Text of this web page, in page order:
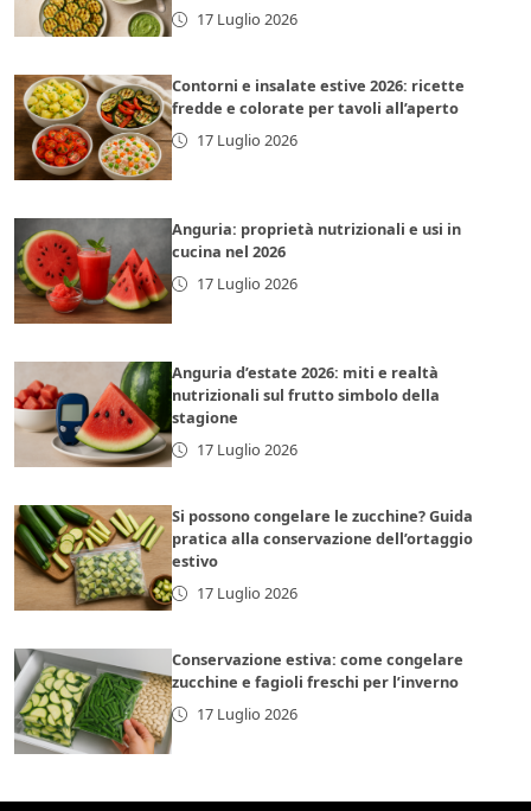
17 Luglio 2026
Contorni e insalate estive 2026: ricette
fredde e colorate per tavoli all’aperto
17 Luglio 2026
Anguria: proprietà nutrizionali e usi in
cucina nel 2026
17 Luglio 2026
Anguria d’estate 2026: miti e realtà
nutrizionali sul frutto simbolo della
stagione
17 Luglio 2026
Si possono congelare le zucchine? Guida
pratica alla conservazione dell’ortaggio
estivo
17 Luglio 2026
Conservazione estiva: come congelare
zucchine e fagioli freschi per l’inverno
17 Luglio 2026